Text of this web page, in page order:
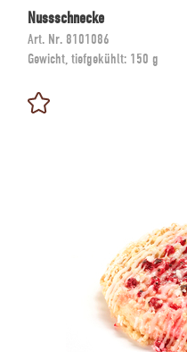
Nussschnecke
Art. Nr. 8101086
Gewicht, tiefgekühlt: 150 g